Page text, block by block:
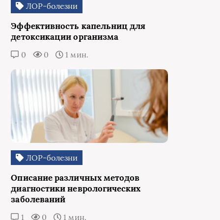
ЛОР-болезни
Эффективность капельниц для
детоксикации организма
0 0 1 мин.
ЛОР-болезни
Описание различных методов
диагностики неврологических
заболеваний
1 0 1 мин.